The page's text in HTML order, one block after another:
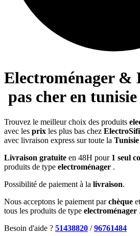
Electroménager &
pas cher en tunisie
Trouvez le meilleur choix des produits
avec les prix les plus bas chez ElectroSifi
avec livraison express sur toute la Tunisie
Livraison gratuite en 48H pour 1 seul
produits de type electroménager .
Possibilité de paiement à la livraison.
Nous acceptons le paiement parchèque
tous les produits de type electroménager .
Besoin d'aide ? 51438820 /96761484